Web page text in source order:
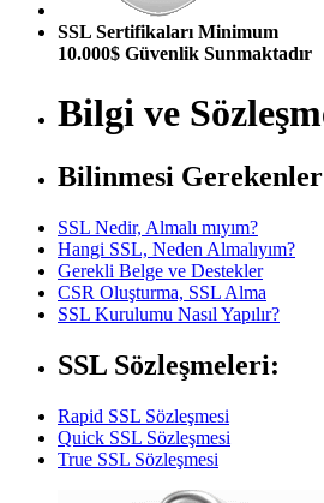
SSL Sertifikaları Minimum
10.000$ Güvenlik Sunmaktadır
Bilgi ve
Bilinmesi
SSL Nedir, Almalı mıyım?
Hangi SSL, Neden Almalıyım?
Gerekli Belge ve Destekler
CSR Oluşturma, SSL Alma
SSL Kurulumu Nasıl Yapılır?
SSL Sözleşmeleri:
Rapid SSL Sözleşmesi
Quick SSL Sözleşmesi
True SSL Sözleşmesi